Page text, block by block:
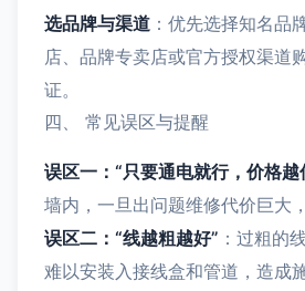
选品牌与渠道 ：优先选择知名品
店、品牌专卖店或官方授权渠道
证。
四、 常见误区与提醒
误区一：“只要通电就行，价格越
墙内，一旦出问题维修代价巨大
误区二：“线越粗越好” ：过粗的
难以安装入接线盒和管道，造成